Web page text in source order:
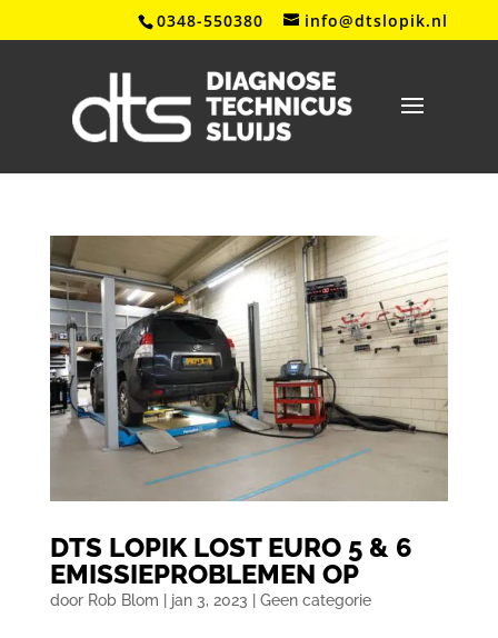
0348-550380 info@dtslopik.nl
DTS LOPIK LOST EURO 5 & 6
EMISSIEPROBLEMEN OP
door Rob Blom jan 3, 2023 Geen categorie